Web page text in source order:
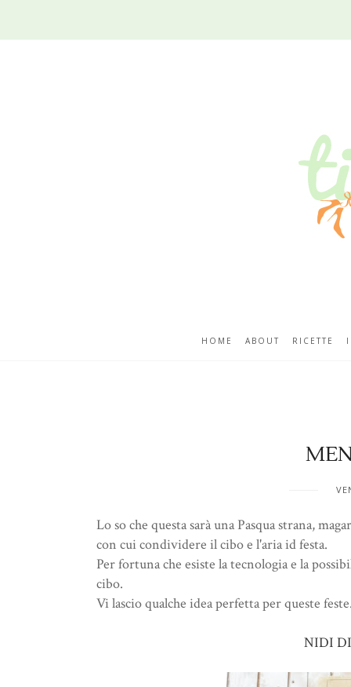
HOME ABOUT RICETTE
Lo so che questa sarà una Pasqua strana,
con cui condividere il cibo e l'aria id festa.
Per fortuna che esiste la tecnologia e la
cibo.
Vi lascio qualche idea perfetta per queste
NIDI